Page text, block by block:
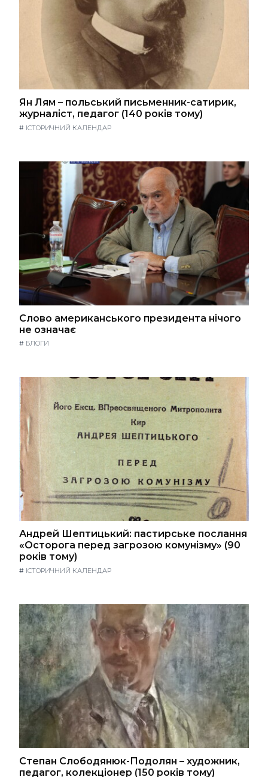
Ян Лям – польський письменник-сатирик,
журналіст, педагог (140 років тому)
# ІСТОРИЧНИЙ КАЛЕНДАР
Слово американського президента нічого
не означає
# БЛОГИ
Андрей Шептицький: пастирське послання
«Осторога перед загрозою комунізму» (90
років тому)
# ІСТОРИЧНИЙ КАЛЕНДАР
Степан Слободянюк-Подолян – художник,
педагог, колекціонер (150 років тому)